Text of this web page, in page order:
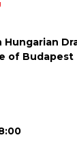
Hungarian
of Budapest